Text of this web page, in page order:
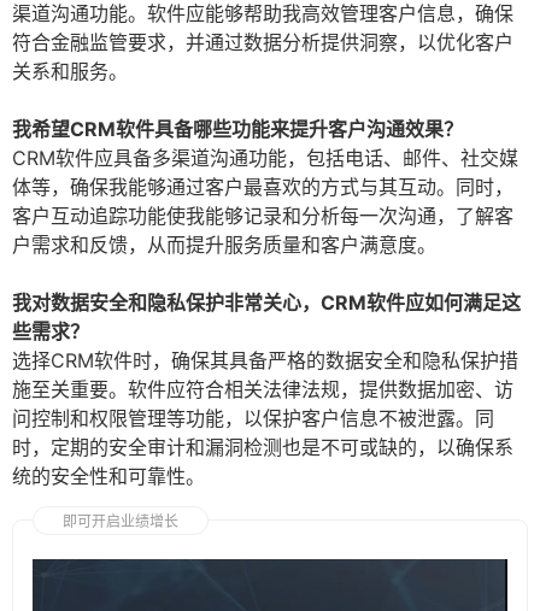
渠道沟通功能。软件应能够帮助我高效管理客户信息，确保
符合金融监管要求，并通过数据分析提供洞察，以优化客户
关系和服务。
我希望CRM软件具备哪些功能来提升客户沟通效果？
CRM软件应具备多渠道沟通功能，包括电话、邮件、社交媒
体等，确保我能够通过客户最喜欢的方式与其互动。同时，
客户互动追踪功能使我能够记录和分析每一次沟通，了解客
户需求和反馈，从而提升服务质量和客户满意度。
我对数据安全和隐私保护非常关心，CRM软件应如何满足这
些需求？
选择CRM软件时，确保其具备严格的数据安全和隐私保护措
施至关重要。软件应符合相关法律法规，提供数据加密、访
问控制和权限管理等功能，以保护客户信息不被泄露。同
时，定期的安全审计和漏洞检测也是不可或缺的，以确保系
统的安全性和可靠性。
即可开启业绩增长